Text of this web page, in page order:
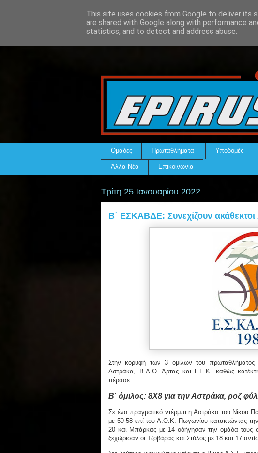
Ομάδες Πρωταθλήματα Υποδομές
Άλλα Νέα Επικοινωνία
Τρίτη 25 Ιανουαρίου 2022
Β΄ ΕΣΚΑΒΔΕ: Συνεχίζουν
Στην κορυφή των 3 ομίλων του
Αστράκα, Β.Α.Ο. Άρτας και Γ.Ε.Κ. καθώς
πέρασε.
Β΄ όμιλος: 8X8 για την Αστράκα, ροζ
Σε ένα πραγματικό ντέρμπι η Αστράκα του Νίκου
με 59-58 επί του Α.Ο.Κ. Πωγωνίου κατακτώντας
20 και Μπάρκας με 14 οδήγησαν την ομάδα τους
ξεχώρισαν οι Τζοβάρας και Στύλος με 18 και 17
This site uses cookies from Google to deliver its
are shared with Google along with performance
statistics, and to detect and address abuse.